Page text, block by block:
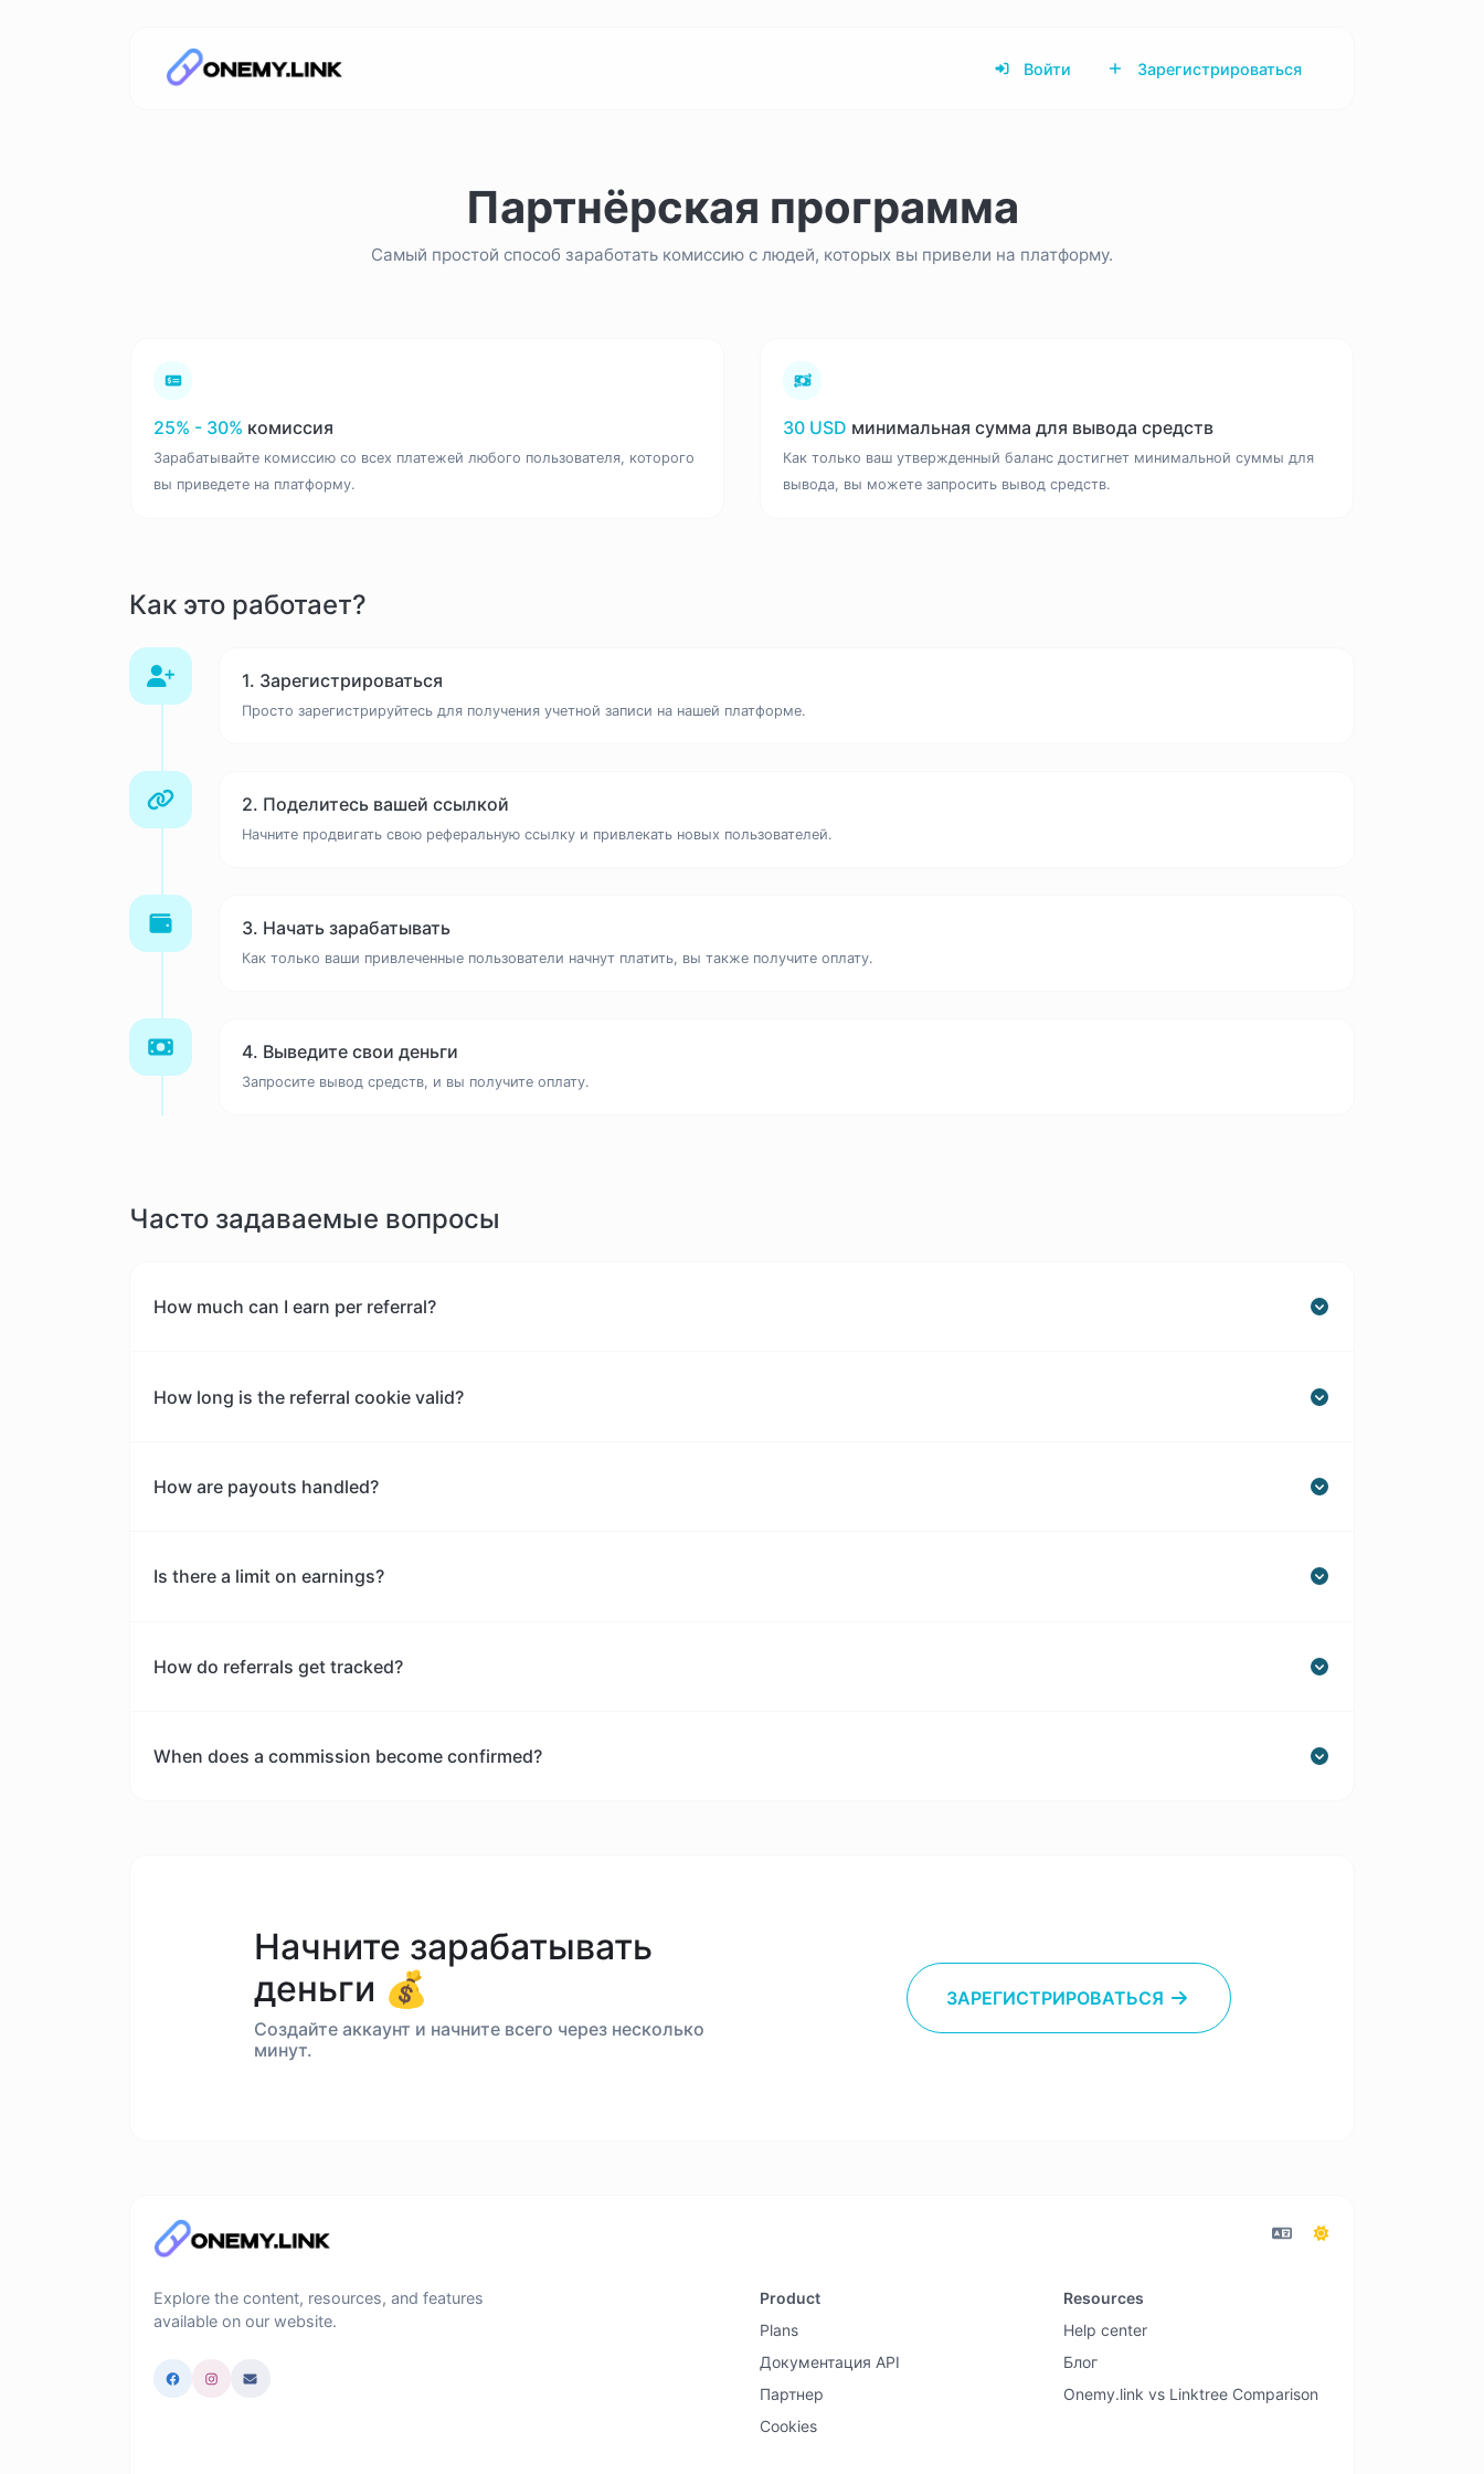
Войти Зарегистрироваться
Партнёрская программа
Самый простой способ заработать комиссию с людей, которых вы привели на платформу.
25% - 30% комиссия
Зарабатывайте комиссию со всех платежей любого пользователя, которого
вы приведете на платформу.
30 USD минимальная сумма для вывода средств
Как только ваш утвержденный баланс достигнет минимальной суммы для
вывода, вы можете запросить вывод средств.
Как это работает?
1. Зарегистрироваться
Просто зарегистрируйтесь для получения учетной записи на нашей платформе.
2. Поделитесь вашей ссылкой
Начните продвигать свою реферальную ссылку и привлекать новых пользователей.
3. Начать зарабатывать
Как только ваши привлеченные пользователи начнут платить, вы также получите оплату.
4. Выведите свои деньги
Запросите вывод средств, и вы получите оплату.
Часто задаваемые вопросы
How much can I earn per referral?
How long is the referral cookie valid?
How are payouts handled?
Is there a limit on earnings?
How do referrals get tracked?
When does a commission become confirmed?
Начните зарабатывать
деньги 💰
Создайте аккаунт и начните всего через несколько
минут.
ЗАРЕГИСТРИРОВАТЬСЯ
Explore the content, resources, and features
available on our website.
Product
Plans
Документация API
Партнер
Cookies
Resources
Help center
Блог
Onemy.link vs Linktree Comparison